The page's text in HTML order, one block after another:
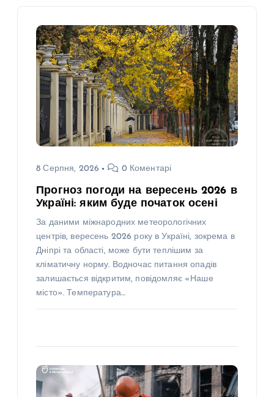
8 Серпня, 2026 0 Коментарі
Прогноз погоди на вересень 2026 в
Україні: яким буде початок осені
За даними міжнародних метеорологічних
центрів, вересень 2026 року в Україні, зокрема в
Дніпрі та області, може бути теплішим за
кліматичну норму. Водночас питання опадів
залишається відкритим, повідомляє «Наше
місто». Температура…